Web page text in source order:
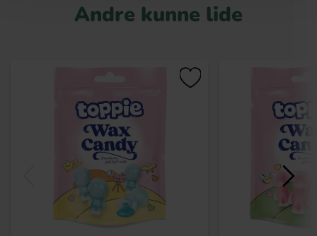
Andre kunne lide